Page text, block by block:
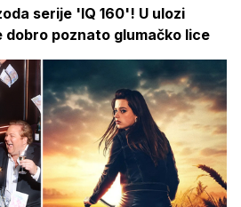
serije 'IQ 160'! U ulozi
dobro poznato glumačko lice